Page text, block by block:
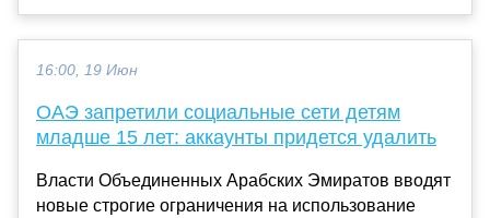
16:00, 19 Июн
ОАЭ запретили социальные сети детям
младше 15 лет: аккаунты придется удалить
Власти Объединенных Арабских Эмиратов вводят
новые строгие ограничения на использование